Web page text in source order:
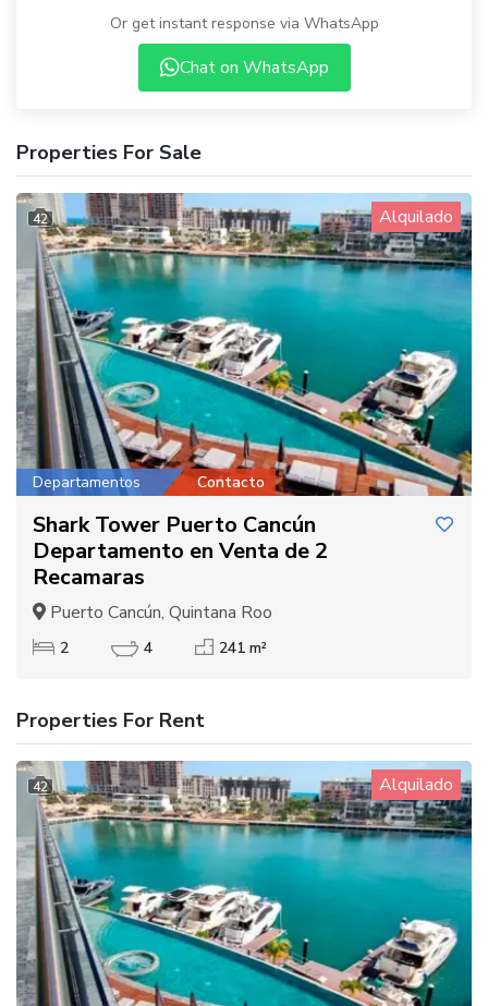
Or get instant response via WhatsApp
Chat on WhatsApp
Properties For Sale
42 Alquilado
Departamentos Contacto
Shark Tower Puerto Cancún
Departamento en Venta de 2
Recamaras
Puerto Cancún, Quintana Roo
2 4 241 m²
Properties For Rent
42 Alquilado